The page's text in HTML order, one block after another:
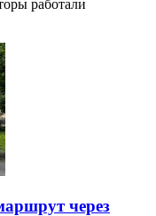
работали
через